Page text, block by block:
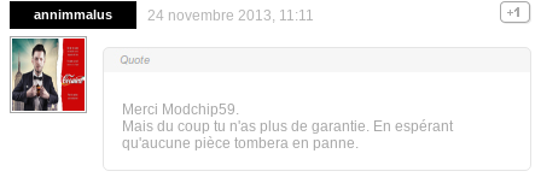
annimmalus 24 novembre 2013, 11:11
Merci Modchip59.
Mais du coup tu n'as plus de garantie. En espérant
qu'aucune pièce tombera en panne.